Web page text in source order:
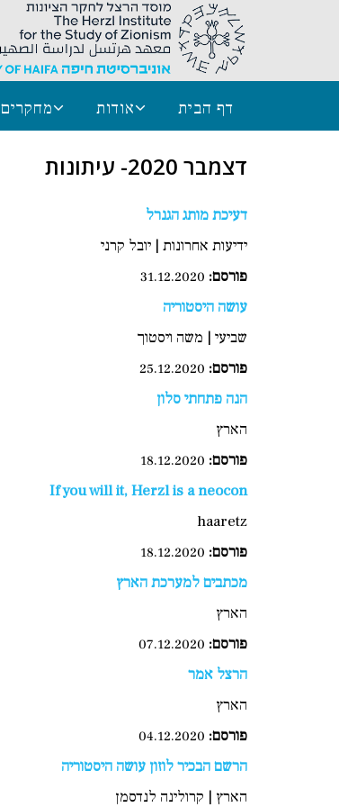
דף הבית אודות מחקרים
דצמבר 2020- עיתונות
דעיכת מותג הגנרל
ידיעות אחרונות | יובל קרני
פורסם:
עושה היסטוריה
שביעי | משה ויסטוך
פורסם:
הנה פתחתי סלון
הארץ
פורסם:
If you will it, Herzl is a neocon
haaretz
פורסם:
מכתבים למערכת הארץ
הארץ
פורסם:
הרצל אמר
הארץ
פורסם:
הרשם הבכיר לוזון עושה היסטוריה
הארץ | קרולינה לנדסמן